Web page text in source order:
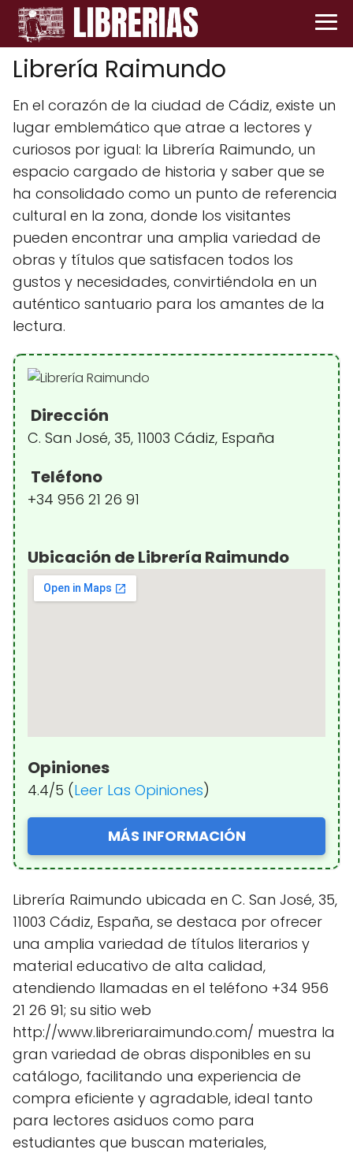
Librería Raimundo
En el corazón de la ciudad de Cádiz, existe un
lugar emblemático que atrae a lectores y
curiosos por igual: la Librería Raimundo, un
espacio cargado de historia y saber que se
ha consolidado como un punto de referencia
cultural en la zona, donde los visitantes
pueden encontrar una amplia variedad de
obras y títulos que satisfacen todos los
gustos y necesidades, convirtiéndola en un
auténtico santuario para los amantes de la
lectura.
Dirección
C. San José, 35, 11003 Cádiz, España
Teléfono
+34 956 21 26 91
Ubicación de Librería Raimundo
Opiniones
4.4/5 (Leer Las Opiniones)
MÁS INFORMACIÓN
Librería Raimundo ubicada en C. San José, 35,
11003 Cádiz, España, se destaca por ofrecer
una amplia variedad de títulos literarios y
material educativo de alta calidad,
atendiendo llamadas en el teléfono +34 956
21 26 91; su sitio web
http://www.libreriaraimundo.com/ muestra la
gran variedad de obras disponibles en su
catálogo, facilitando una experiencia de
compra eficiente y agradable, ideal tanto
para lectores asiduos como para
estudiantes que buscan materiales,